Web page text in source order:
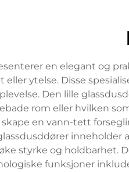
en elegant og
eller ytelse. Disse
Den lille
rom eller hvilken
skape en vann-tett
styrke og holdbarhet.
funksjoner